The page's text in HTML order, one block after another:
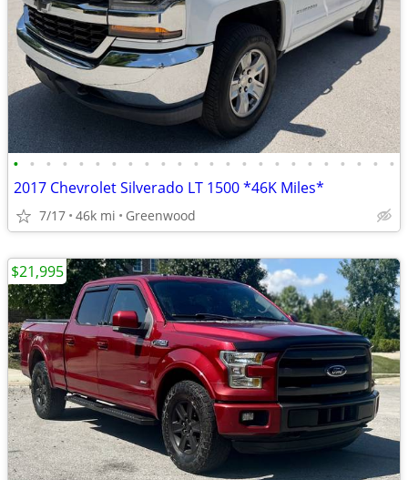
• • • • • • • • • • • • • • • • • • • • • • • •
2017 Chevrolet Silverado LT 1500 *46K Miles*
7/17 46k mi Greenwood
$21,995